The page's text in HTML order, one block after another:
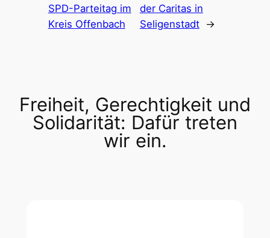
SPD-Parteitag im
Kreis Offenbach
der Caritas in
Seligenstadt
→
Freiheit, Gerechtigkeit und
Solidarität: Dafür treten
wir ein.